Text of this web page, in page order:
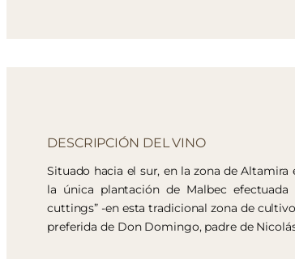
DESCRIPCIÓN DEL VINO
Situado hacia el sur, en la zona de Altamira
la única plantación de Malbec
cuttings” -en esta tradicional zona de
preferida de Don Domingo, padre de